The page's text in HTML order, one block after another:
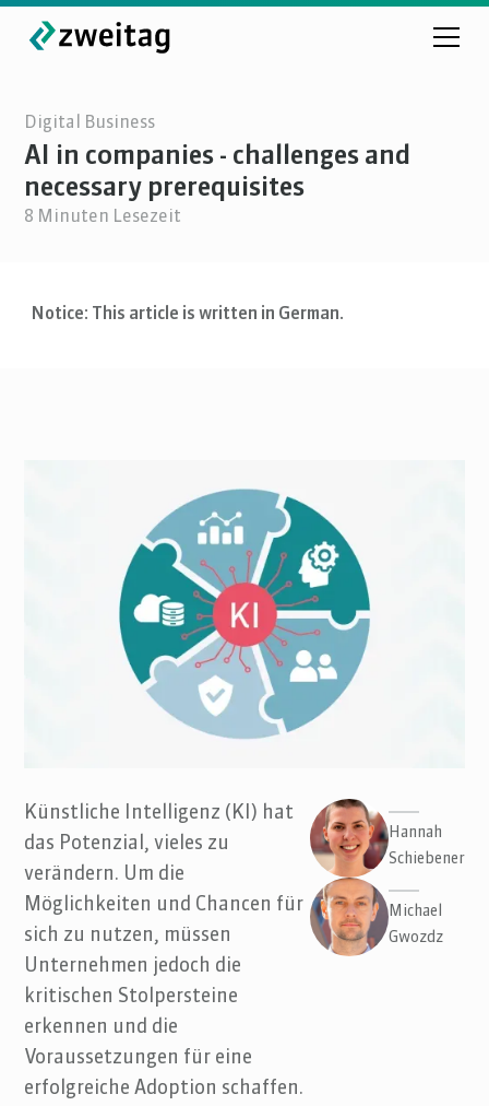
Digital Business
AI in companies - challenges and
necessary prerequisites
8 Minuten Lesezeit
Notice: This article is written in German.
Künstliche Intelligenz (KI) hat
das Potenzial, vieles zu
verändern. Um die
Möglichkeiten und Chancen für
sich zu nutzen, müssen
Unternehmen jedoch die
kritischen Stolpersteine
erkennen und die
Voraussetzungen für eine
erfolgreiche Adoption schaffen.
Hannah
Schiebener
Michael
Gwozdz